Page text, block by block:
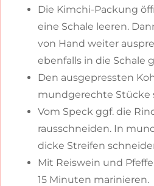
Die Kimchi-Packung
eine Schale leeren.
von Hand weiter
ebenfalls in die Schale
Den ausgepressten
mundgerechte Stücke
Vom Speck ggf. die
rausschneiden. In
dicke Streifen
Mit Reiswein und
15 Minuten marinieren.